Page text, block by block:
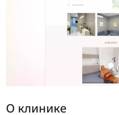
О клинике